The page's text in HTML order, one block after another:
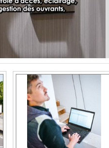
Vous n'avez peut-être